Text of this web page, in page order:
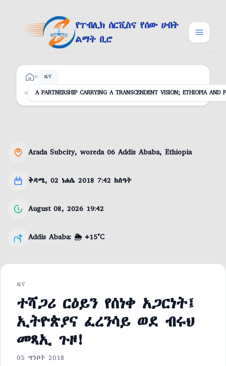
የፐብሊክ ሰርቪስና የሰው ሀብት
ልማት ቢሮ
ዋና ገፅ ዜና
A PARTNERSHIP CARRYING A TRANSCENDENT VISION; ETHIOPIA
Location
Arada Subcity, woreda 06 Addis Ababa, Ethiopia
Dateቅዳሜ, 02 ነሐሴ 2018 7:42 ከሰዓት
Last updated
August 08, 2026 19:42
Weather
Addis Ababa: 🌦️ +15°C
ዜና
ተሻጋሪ ርዕይን የሰነቀ አጋርነት፤
ኢትዮጵያና ፈረንሳይ ወደ ብሩህ
መጻኢ ጉዞ!
05 ግንቦት 2018